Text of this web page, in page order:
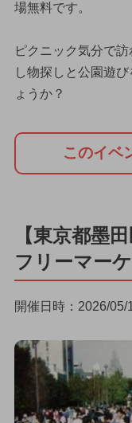
場無料です。
ピクニック気分で
し物探しと公園遊
ょうか？
このイベ
【東京都墨
フリーマー
開催日時：2026/